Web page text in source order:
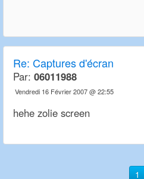
Re: Captures d'écran
Par: 06011988
Vendredi 16 Février 2007 @ 22:55
hehe zolie screen
1